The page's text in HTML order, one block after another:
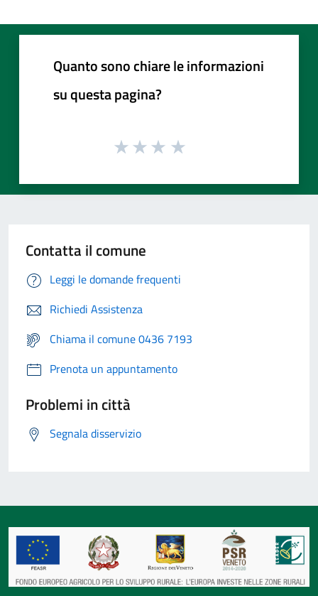
Quanto sono chiare le informazioni
su questa pagina?
Contatta il comune
Leggi le domande frequenti
Richiedi Assistenza
Chiama il comune 0436 7193
Prenota un appuntamento
Problemi in città
Segnala disservizio